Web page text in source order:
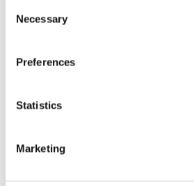
Selection
Necessary
Preferences
Statistics
Marketing